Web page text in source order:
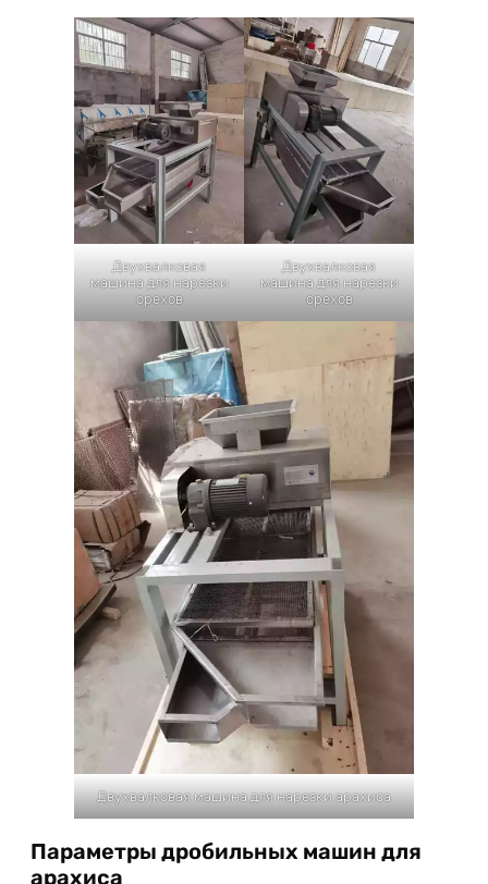
Двухвалковая
машина для нарезки
орехов
Двухвалковая
машина для нарезки
орехов
Двухвалковая машина для нарезки арахиса
Параметры дробильных машин для
арахиса